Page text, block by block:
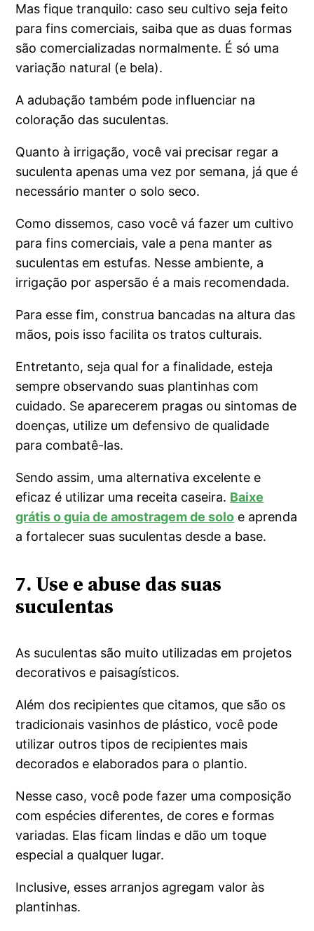
Mas fique tranquilo: caso seu cultivo seja feito
para fins comerciais, saiba que as duas formas
são comercializadas normalmente. É só uma
variação natural (e bela).
A adubação também pode influenciar na
coloração das suculentas.
Quanto à irrigação, você vai precisar regar a
suculenta apenas uma vez por semana, já que é
necessário manter o solo seco.
Como dissemos, caso você vá fazer um cultivo
para fins comerciais, vale a pena manter as
suculentas em estufas. Nesse ambiente, a
irrigação por aspersão é a mais recomendada.
Para esse fim, construa bancadas na altura das
mãos, pois isso facilita os tratos culturais.
Entretanto, seja qual for a finalidade, esteja
sempre observando suas plantinhas com
cuidado. Se aparecerem pragas ou sintomas de
doenças, utilize um defensivo de qualidade
para combatê-las.
Sendo assim, uma alternativa excelente e
eficaz é utilizar uma receita caseira. Baixe
grátis o guia de amostragem de solo e aprenda
a fortalecer suas suculentas desde a base.
7. Use e abuse das suas
suculentas
As suculentas são muito utilizadas em projetos
decorativos e paisagísticos.
Além dos recipientes que citamos, que são os
tradicionais vasinhos de plástico, você pode
utilizar outros tipos de recipientes mais
decorados e elaborados para o plantio.
Nesse caso, você pode fazer uma composição
com espécies diferentes, de cores e formas
variadas. Elas ficam lindas e dão um toque
especial a qualquer lugar.
Inclusive, esses arranjos agregam valor às
plantinhas.